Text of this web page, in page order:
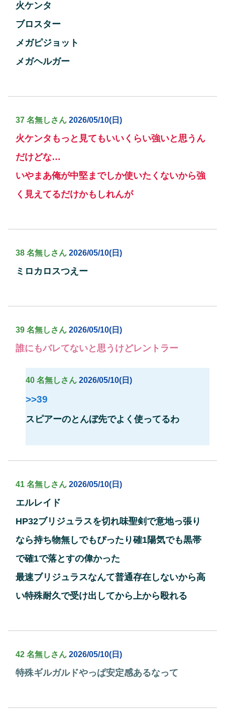
火ケンタ
ブロスター
メガピジョット
メガヘルガー
37 名無しさん 2026/05/10(日)
火ケンタもっと見てもいいくらい強いと思うん
だけどな…
いやまあ俺が中堅までしか使いたくないから強
く見えてるだけかもしれんが
38 名無しさん 2026/05/10(日)
ミロカロスつえー
39 名無しさん 2026/05/10(日)
誰にもバレてないと思うけどレントラー
40 名無しさん 2026/05/10(日)
>>39
スピアーのとんぼ先でよく使ってるわ
41 名無しさん 2026/05/10(日)
エルレイド
HP32ブリジュラスを切れ味聖剣で意地っ張り
なら持ち物無しでもぴったり確1陽気でも黒帯
で確1で落とすの偉かった
最速ブリジュラスなんて普通存在しないから高
い特殊耐久で受け出してから上から殴れる
42 名無しさん 2026/05/10(日)
特殊ギルガルドやっぱ安定感あるなって